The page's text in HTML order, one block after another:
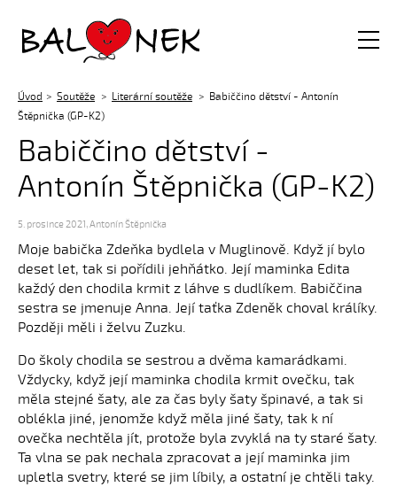
Balónek z.s.
Úvod Soutěže Literární soutěže
Babiččino dětství - Antonín
Štěpnička (GP-K2)
Babiččino dětství -
Antonín Štěpnička (GP-K2)
5. prosince 2021,Antonín Štěpnička
Moje babička Zdeňka bydlela v Muglinově. Když jí bylo
deset let, tak si pořídili jehňátko. Její maminka Edita
každý den chodila krmit z láhve s dudlíkem. Babiččina
sestra se jmenuje Anna. Její taťka Zdeněk choval králíky.
Později měli i želvu Zuzku.
Do školy chodila se sestrou a dvěma kamarádkami.
Vždycky, když její maminka chodila krmit ovečku, tak
měla stejné šaty, ale za čas byly šaty špinavé, a tak si
oblékla jiné, jenomže když měla jiné šaty, tak k ní
ovečka nechtěla jít, protože byla zvyklá na ty staré šaty.
Ta vlna se pak nechala zpracovat a její maminka jim
upletla svetry, které se jim líbily, a ostatní je chtěli taky.